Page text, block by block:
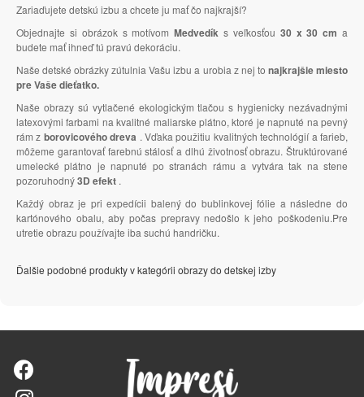
Zariaďujete detskú izbu a chcete ju mať čo najkrajší?
Objednajte si obrázok s motívomMedvedík s veľkosťou 30 x 30 cm a
budete mať ihneď tú pravú dekoráciu.
Naše detské obrázky zútulnia Vašu izbu a urobia z nej to najkrajšie miesto
pre Vaše dieťatko.
Naše obrazy sú vytlačené ekologickým tlačou s hygienicky nezávadnými
latexovými farbami na kvalitné maliarske plátno, ktoré je napnuté na pevný
rám z borovicového dreva . Vďaka použitiu kvalitných technológií a farieb,
môžeme garantovať farebnú stálosť a dlhú životnosť obrazu. Štruktúrované
umelecké plátno je napnuté po stranách rámu a vytvára tak na stene
pozoruhodný3D efekt .
Každý obraz je pri expedícii balený do bublinkovej fólie a následne do
kartónového obalu, aby počas prepravy nedošlo k jeho poškodeniu.Pre
utretie obrazu používajte iba suchú handričku.
Ďalšie podobné produkty v kategórii obrazy do detskej izby